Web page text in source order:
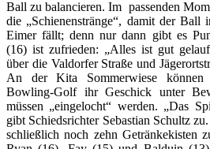
Ball zu balancieren. Im passenden
die „Schienenstränge“, damit der Ball
Eimer fällt; denn nur dann gibt es
(16) ist zufrieden: „Alles ist gut
über die Valdorfer Straße und
An der Kita Sommerwiese können
Bowling-Golf ihr Geschick unter
müssen „eingelocht“ werden. „Das
gibt Schiedsrichter Sebastian Schultz
schließlich noch zehn Getränkekisten